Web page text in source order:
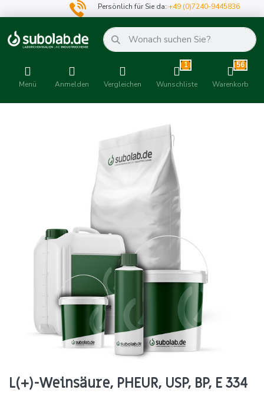
Persönlich für Sie da:+49 (0)7240-9445836
Menü Anmelden Vergleichen
1
Wunschliste
56
Warenkorb
L(+)-Weinsäure, PHEUR, USP, BP, E 334